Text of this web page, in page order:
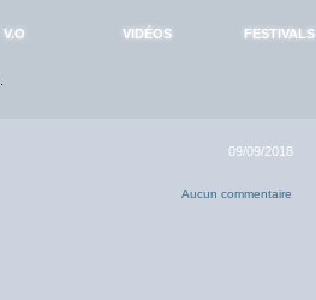
V.O VIDÉOS FESTIVALS
09/09/2018
Aucun commentaire